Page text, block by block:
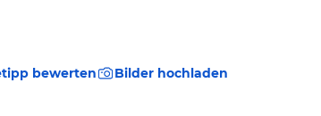
bewerten Bilder hochladen